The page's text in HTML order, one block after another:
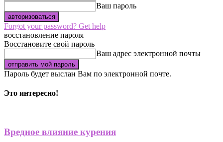
Ваш пароль
Forgot your password? Get help
восстановление пароля
Восстановите свой пароль
Ваш адрес электронной почты
Пароль будет выслан Вам по электронной почте.
Это интересно!
Вредное влияние курения